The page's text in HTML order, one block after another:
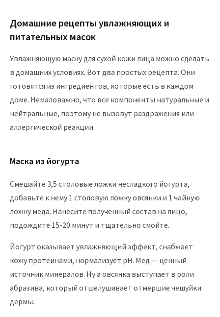
Домашние рецепты увлажняющих и
питательных масок
Увлажняющую маску для сухой кожи лица можно сделать
в домашних условиях. Вот два простых рецепта. Они
готовятся из ингредиентов, которые есть в каждом
доме. Немаловажно, что все компоненты натуральные и
нейтральные, поэтому не вызовут раздражения или
аллергической реакции.
Маска из йогурта
Смешайте 3,5 столовые ложки несладкого йогурта,
добавьте к нему 1 столовую ложку овсянки и 1 чайную
ложку меда. Нанесите полученный состав на лицо,
подождите 15-20 минут и тщательно смойте.
Йогурт оказывает увлажняющий эффект, снабжает
кожу протеинами, нормализует pH. Мед — ценный
источник минералов. Ну а овсянка выступает в роли
абразива, который отшелушивает отмершие чешуйки
дермы.